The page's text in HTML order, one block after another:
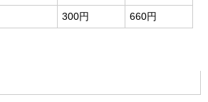
300円 660円